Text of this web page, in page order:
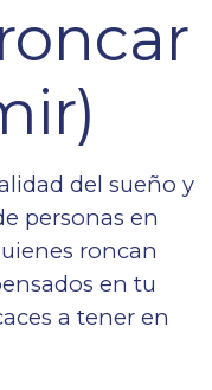
del sueño y
personas en
roncan
en tu
a tener en